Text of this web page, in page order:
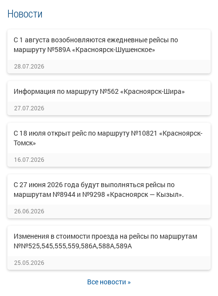
Новости
С 1 августа возобновляются ежедневные рейсы по
маршруту №589А «Красноярск-Шушенское»
28.07.2026
Информация по маршруту №562 «Красноярск-Шира»
27.07.2026
С 18 июля открыт рейс по маршруту №10821 «Красноярск-
Томск»
16.07.2026
С 27 июня 2026 года будут выполняться рейсы по
маршрутам №8944 и №9298 «Красноярск — Кызыл».
26.06.2026
Изменения в стоимости проезда на рейсы по маршрутам
№№525,545,555,559,586А,588А,589А
25.05.2026
Все новости »